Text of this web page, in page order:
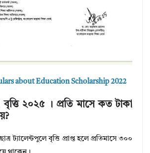
about Education Scholarship 2022
বৃত্তি ২০২৫ । প্রতি মাসে কত টাকা
ট্যালেন্টপুলে বৃত্তি প্রাপ্ত হলে প্রতিমাসে ৩০০